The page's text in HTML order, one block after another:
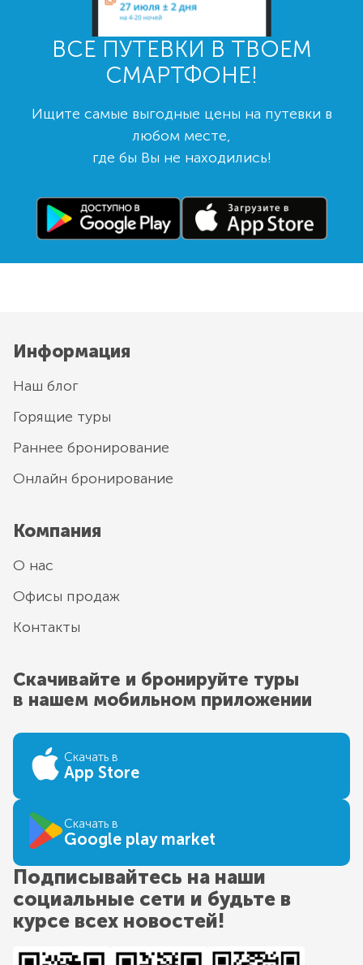
ВСЕ ПУТЕВКИ В ТВОЕМ
СМАРТФОНЕ!
Ищите самые выгодные цены на путевки в
любом месте,
где бы Вы не находились!
Информация
Наш блог
Горящие туры
Раннее бронирование
Онлайн бронирование
Компания
О нас
Офисы продаж
Контакты
Скачивайте и бронируйте туры
в нашем мобильном приложении
Скачать в
App Store
Скачать в
Google play market
Подписывайтесь на наши
социальные сети и будьте в
курсе всех новостей!